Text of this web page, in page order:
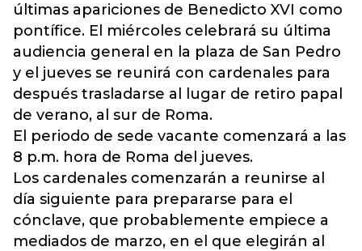
últimas apariciones de Benedicto XVI como
pontífice. El miércoles celebrará su última
audiencia general en la plaza de San Pedro
y el jueves se reunirá con cardenales para
después trasladarse al lugar de retiro papal
de verano, al sur de Roma.
El periodo de sede vacante comenzará a las
8 p.m. hora de Roma del jueves.
Los cardenales comenzarán a reunirse al
día siguiente para prepararse para el
cónclave, que probablemente empiece a
mediados de marzo, en el que elegirán al